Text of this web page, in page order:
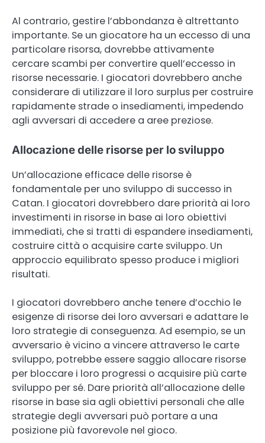
Al contrario, gestire l’abbondanza è altrettanto
importante. Se un giocatore ha un eccesso di una
particolare risorsa, dovrebbe attivamente
cercare scambi per convertire quell’eccesso in
risorse necessarie. I giocatori dovrebbero anche
considerare di utilizzare il loro surplus per costruire
rapidamente strade o insediamenti, impedendo
agli avversari di accedere a aree preziose.
Allocazione delle risorse per lo sviluppo
Un’allocazione efficace delle risorse è
fondamentale per uno sviluppo di successo in
Catan. I giocatori dovrebbero dare priorità ai loro
investimenti in risorse in base ai loro obiettivi
immediati, che si tratti di espandere insediamenti,
costruire città o acquisire carte sviluppo. Un
approccio equilibrato spesso produce i migliori
risultati.
I giocatori dovrebbero anche tenere d’occhio le
esigenze di risorse dei loro avversari e adattare le
loro strategie di conseguenza. Ad esempio, se un
avversario è vicino a vincere attraverso le carte
sviluppo, potrebbe essere saggio allocare risorse
per bloccare i loro progressi o acquisire più carte
sviluppo per sé. Dare priorità all’allocazione delle
risorse in base sia agli obiettivi personali che alle
strategie degli avversari può portare a una
posizione più favorevole nel gioco.